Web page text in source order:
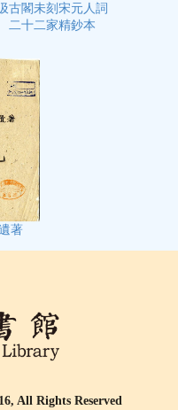
古閣未刻宋元人詞
二十二家精鈔本
著
All Rights Reserved